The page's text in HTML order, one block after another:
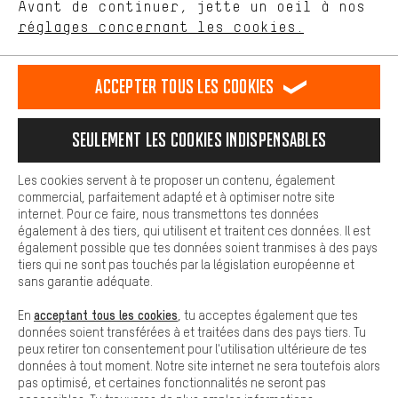
français english
EN Deutsch español
RÉSILIER LE CONTRAT Communauté d'Aix-la-Chapelle
Programme d'affiliation Mentions Légales Protection des données
Conditions générales de vente Plateforme d'Alerte
Reprise des batteries Corepile Paramètres de cookies
Modifier le contraste
Tous les prix s'entendent en euros (MwSt hors) plus les
frais de portpour la livraison versÉtats-Unis.
Avant de continuer, jette un oeil à nos
réglages concernant les cookies.
Plus de confort
est plus confortable. Avec les cookies de confort, nous
Nous pouvons ainsi mettre à ta disposition d'autres contenus et
informations utiles. De plus, tu as la possibilité d'utiliser des
facilement les bons produits. Par exemple, nous proposons une
facilement aux questions.
Cookies de base
Les cookies de base garantissent que tu puisses utiliser les
fonctions de notre site web.
Accepter tous les cookies
Seulement les cookies indispensables
Les cookies servent à te proposer un contenu, également
commercial, parfaitement adapté et à optimiser notre site
internet. Pour ce faire, nous transmettons tes données
également à des tiers, qui utilisent et traitent ces données. Il est
également possible que tes données soient tranmises à des pays
tiers qui ne sont pas touchés par la législation européenne et
sans garantie adéquate.
En acceptant tous les cookies , tu acceptes également que tes
données soient transférées à et traitées dans des pays tiers. Tu
peux retirer ton consentement pour l'utilisation ultérieure de tes
données à tout moment. Notre site internet ne sera toutefois alors
pas optimisé, et certaines fonctionnalités ne seront pas